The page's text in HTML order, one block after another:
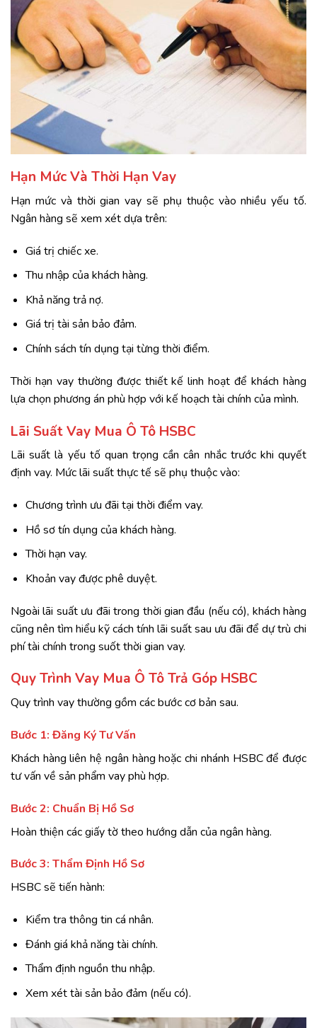
Hạn Mức Và Thời Hạn Vay
Hạn mức và thời gian vay sẽ phụ thuộc vào nhiều yếu tố.
Ngân hàng sẽ xem xét dựa trên:
Giá trị chiếc xe.
Thu nhập của khách hàng.
Khả năng trả nợ.
Giá trị tài sản bảo đảm.
Chính sách tín dụng tại từng thời điểm.
Thời hạn vay thường được thiết kế linh hoạt để khách hàng
lựa chọn phương án phù hợp với kế hoạch tài chính của mình.
Lãi Suất Vay Mua Ô Tô HSBC
Lãi suất là yếu tố quan trọng cần cân nhắc trước khi quyết
định vay. Mức lãi suất thực tế sẽ phụ thuộc vào:
Chương trình ưu đãi tại thời điểm vay.
Hồ sơ tín dụng của khách hàng.
Thời hạn vay.
Khoản vay được phê duyệt.
Ngoài lãi suất ưu đãi trong thời gian đầu (nếu có), khách hàng
cũng nên tìm hiểu kỹ cách tính lãi suất sau ưu đãi để dự trù chi
phí tài chính trong suốt thời gian vay.
Quy Trình Vay Mua Ô Tô Trả Góp HSBC
Quy trình vay thường gồm các bước cơ bản sau.
Bước 1: Đăng Ký Tư Vấn
Khách hàng liên hệ ngân hàng hoặc chi nhánh HSBC để được
tư vấn về sản phẩm vay phù hợp.
Bước 2: Chuẩn Bị Hồ Sơ
Hoàn thiện các giấy tờ theo hướng dẫn của ngân hàng.
Bước 3: Thẩm Định Hồ Sơ
HSBC sẽ tiến hành:
Kiểm tra thông tin cá nhân.
Đánh giá khả năng tài chính.
Thẩm định nguồn thu nhập.
Xem xét tài sản bảo đảm (nếu có).